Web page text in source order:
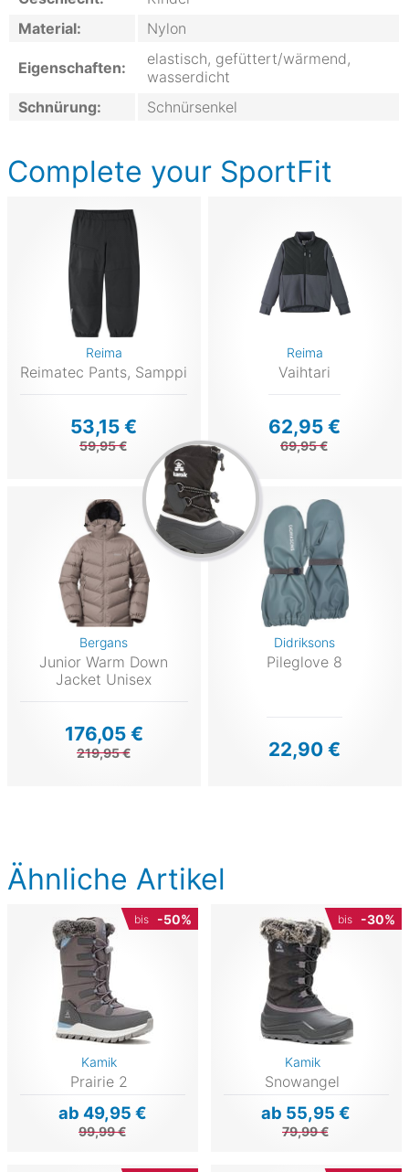
Material:
Nylon
Eigenschaften:
elastisch, gefüttert/wärmend,
wasserdicht
Schnürung:
Schnürsenkel
Complete your SportFit
Reima
Reimatec Pants, Samppi
53,15 €
59,95 €
Reima
Vaihtari
62,95 €
69,95 €
Bergans
Junior Warm Down
Jacket Unisex
176,05 €
219,95 €
Didriksons
Pileglove 8
22,90 €
Ähnliche Artikel
bis -50%
Kamik
Prairie 2
ab 49,95 €
99,99 €
bis -30%
Kamik
Snowangel
ab 55,95 €
79,99 €